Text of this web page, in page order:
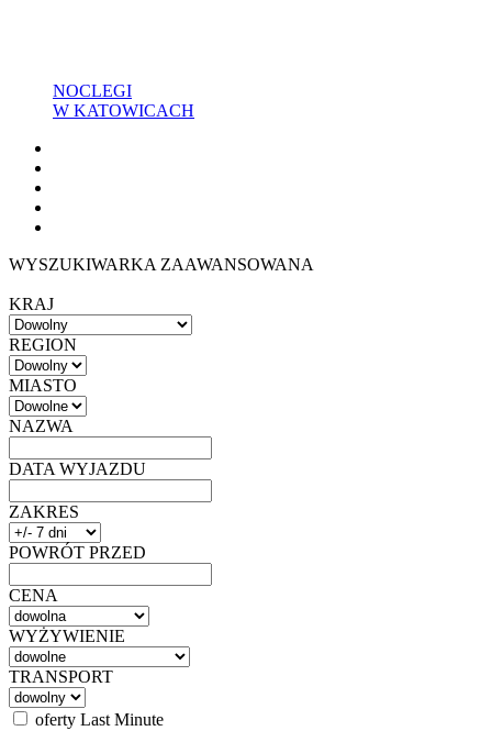
NOCLEGI
W KATOWICACH
WYSZUKIWARKA ZAAWANSOWANA
KRAJ
REGION
MIASTO
NAZWA
DATA WYJAZDU
ZAKRES
POWRÓT PRZED
CENA
WYŻYWIENIE
TRANSPORT
oferty Last Minute